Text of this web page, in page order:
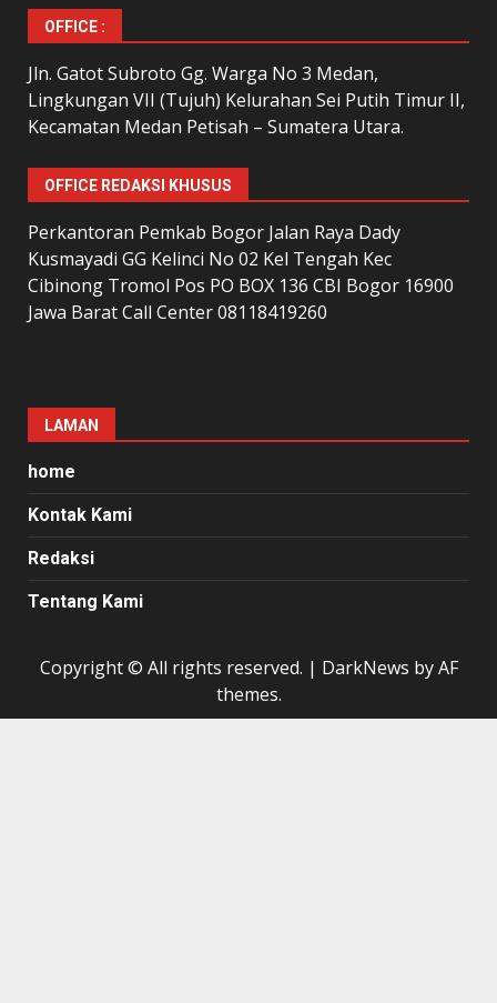
OFFICE :
Jln. Gatot Subroto Gg. Warga No 3 Medan,
Lingkungan VII (Tujuh) Kelurahan Sei Putih Timur II,
Kecamatan Medan Petisah – Sumatera Utara.
OFFICE REDAKSI KHUSUS
Perkantoran Pemkab Bogor Jalan Raya Dady
Kusmayadi GG Kelinci No 02 Kel Tengah Kec
Cibinong Tromol Pos PO BOX 136 CBI Bogor 16900
Jawa Barat Call Center 08118419260
LAMAN
home
Kontak Kami
Redaksi
Tentang Kami
Copyright © All rights reserved. | DarkNews by AF
themes.